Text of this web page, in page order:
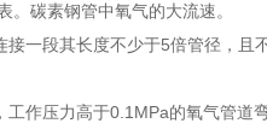
。碳素钢管中氧气的大流速。
接一段其长度不少于5倍管径，
工作压力高于0.1MPa的氧气管道